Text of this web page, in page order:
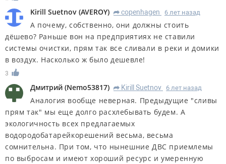
Kirill Suetnov (AVEROY) R copenhagen 6 лет назад
А почему, собственно, они должны стоить
дёшево? Раньше вон на предприятиях не ставили
системы очистки, прям так все сливали в реки и домики
в воздух. Насколько ж было дешевле!
3
Дмитрий (Nemo53817) R Kirill Suetnov 6 лет назад
Аналогия вообще неверная. Предыдущие "сливы
прям так" мы еще долго расхлебывать будем. А
экологичность всех предлагаемых
водородобатарейкорешений весьма, весьма
сомнительна. При том, что нынешние ДВС приемлемы
по выбросам и имеют хороший ресурс и умеренную